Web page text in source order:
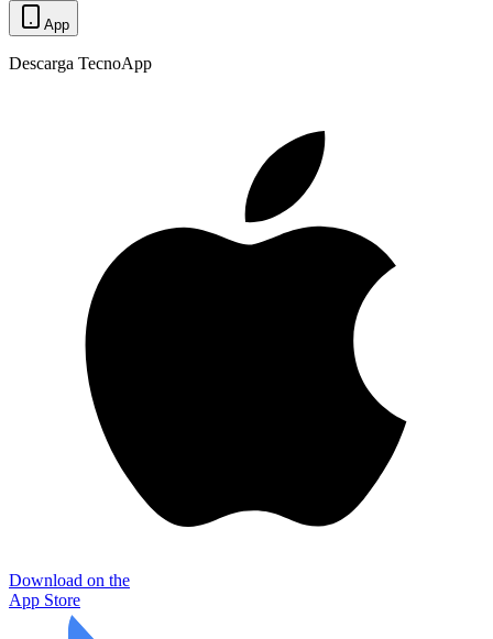
App
Descarga TecnoApp
Download on the
App Store